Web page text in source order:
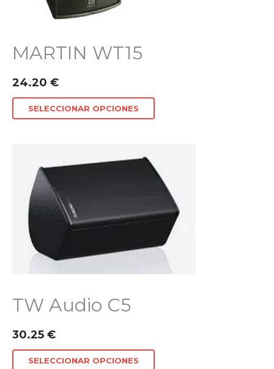
MARTIN WT15
24.20 €
SELECCIONAR OPCIONES
TW Audio C5
30.25 €
SELECCIONAR OPCIONES